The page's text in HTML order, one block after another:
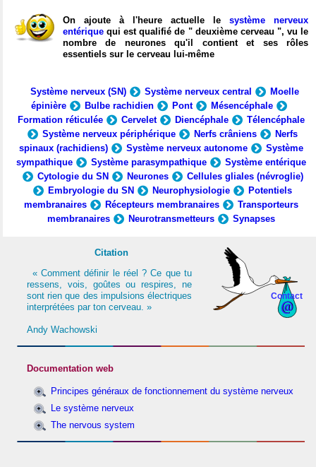
On ajoute à l'heure actuelle le système nerveux
entérique qui est qualifié de " deuxième cerveau ", vu le
nombre de neurones qu'il contient et ses rôles
essentiels sur le cerveau lui-même
Système nerveux (SN) Système nerveux central
Moelle
épinière
Bulbe rachidien Pont
Mésencéphale
Formation réticulée
Cervelet Diencéphale
Télencéphale
Système nerveux périphérique
Nerfs crâniens
Nerfs
spinaux (rachidiens)
Système nerveux autonome
Système
sympathique
Système parasympathique
Système entérique
Cytologie du SN
Neurones
Cellules gliales (névroglie)
Embryologie du SN
Neurophysiologie
Potentiels
membranaires
Récepteurs membranaires
Transporteurs
membranaires
Neurotransmetteurs Synapses
Contact
Citation
« Comment définir le réel ? Ce que tu
ressens, vois, goûtes ou respires, ne
sont rien que des impulsions électriques
interprétées par ton cerveau. »
Andy Wachowski
Documentation web
Principes généraux de fonctionnement du système nerveux
Le système nerveux
The nervous system